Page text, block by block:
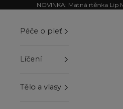
Přejít na obsahNOVINKA: Matná rtěnka Lip
Péče o pleť
Líčení
Tělo a vlasy